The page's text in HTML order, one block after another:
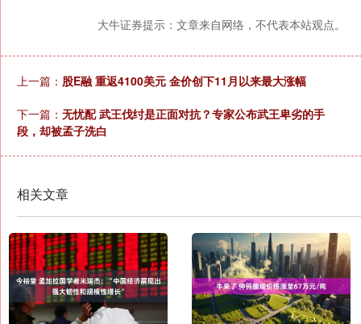
大牛证券提示：文章来自网络，不代表本站观点。
上一篇： 股E融 重返4100美元 金价创下11月以来最大涨幅
下一篇： 无忧配 武王伐纣是正面对抗？专家公布武王卑劣的手
段，却被孟子洗白
相关文章